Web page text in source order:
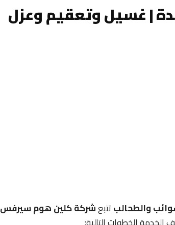
| غسيل وتعقيم وعزل
والطحالبتتبعشركة كلين هوم سيرفس